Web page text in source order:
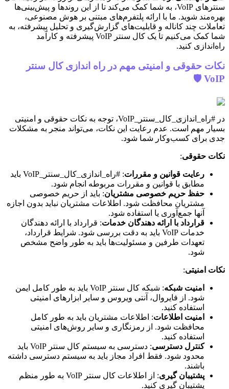
سنترهای VoIP، به شما کمک می‌کند تا از این روندها و پیش‌بینی‌ها
بهره‌مند شوید. ما با ارائه پلتفرم‌های مبتنی بر هوش مصنوعی،
تعاملات چند کاناله و قابلیت‌های گزارش‌گیری و تحلیل پیشرفته، به
شما کمک می‌کنیم تا یک کال سنتر VoIP پیشرفته و کارآمد
راه‌اندازی کنید.
نکات حقوقی و امنیتی مهم در راه اندازی کال سنتر
VoIP 🛡️
در #راه_اندازی_کال_سنتر_VoIP، توجه به نکات حقوقی و امنیتی
بسیار مهم است. عدم رعایت این نکات، می‌تواند منجر به مشکلات
جدی برای کسب‌وکار شما شود.
نکات حقوقی:
رعایت قوانین و مقررات
: #راه_اندازی_کال_سنتر_VoIP باید
مطابق با قوانین و مقررات مربوطه انجام شود.
حفظ حریم خصوصی مشتریان: باید از حریم خصوصی
مشتریان محافظت شود. اطلاعات مشتریان نباید بدون اجازه
آنها جمع‌آوری یا استفاده شود.
قرارداد با ارائه دهندگان خدمات: قرارداد با ارائه دهندگان
خدمات VoIP باید به دقت بررسی شود. شرایط قرارداد،
تعهدات طرفین و مسئولیت‌ها باید به طور واضح مشخص
شود.
نکات امنیتی:
امنیت شبکه
: شبکه کال سنتر VoIP باید به طور کامل ایمن
شود. از فایروال، آنتی ویروس و سایر ابزارهای امنیتی
استفاده کنید.
امنیت اطلاعات: اطلاعات مشتریان باید به طور کامل
محافظت شود. از رمزنگاری و سایر روش‌های امنیتی
استفاده کنید.
کنترل دسترسی
: دسترسی به سیستم کال سنتر VoIP باید
محدود شود. فقط افراد مجاز باید به سیستم دسترسی داشته
باشند.
پشتیبان گیری
: از اطلاعات کال سنتر VoIP به طور منظم
پشتیبان گیری کنید.